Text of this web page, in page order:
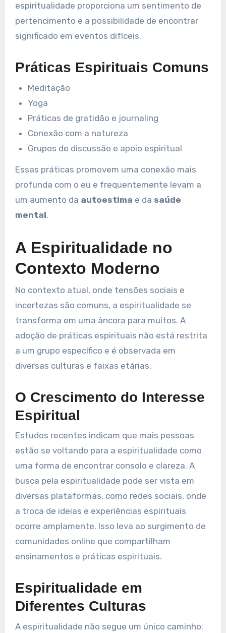
espiritualidade proporciona um sentimento de
pertencimento e a possibilidade de encontrar
significado em eventos difíceis.
Práticas Espirituais Comuns
Meditação
Yoga
Práticas de gratidão e journaling
Conexão com a natureza
Grupos de discussão e apoio espiritual
Essas práticas promovem uma conexão mais
profunda com o eu e frequentemente levam a
um aumento da autoestima e da saúde
mental.
A Espiritualidade no
Contexto Moderno
No contexto atual, onde tensões sociais e
incertezas são comuns, a espiritualidade se
transforma em uma âncora para muitos. A
adoção de práticas espirituais não está restrita
a um grupo específico e é observada em
diversas culturas e faixas etárias.
O Crescimento do Interesse
Espiritual
Estudos recentes indicam que mais pessoas
estão se voltando para a espiritualidade como
uma forma de encontrar consolo e clareza. A
busca pela espiritualidade pode ser vista em
diversas plataformas, como redes sociais, onde
a troca de ideias e experiências espirituais
ocorre amplamente. Isso leva ao surgimento de
comunidades online que compartilham
ensinamentos e práticas espirituais.
Espiritualidade em
Diferentes Culturas
A espiritualidade não segue um único caminho;